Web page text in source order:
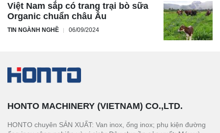
Việt Nam sắp có trang trại bò sữa
Organic chuẩn châu Âu
TIN NGÀNH NGHỀ 06/09/2024
HONTO MACHINERY (VIETNAM) CO.,LTD.
HONTO chuyên SẢN XUẤT: Van inox, ống inox; phụ kiện đường